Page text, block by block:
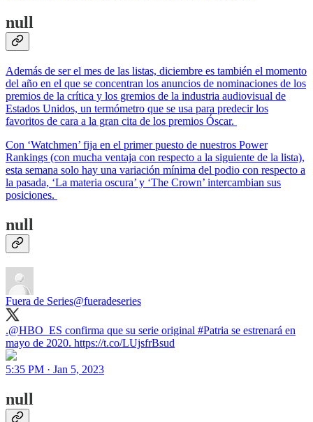
null
Además de ser el mes de las listas, diciembre es también el momento
del año en el que se concentran los anuncios de nominaciones de los
premios de la crítica y los gremios de la industria audiovisual de
Estados Unidos, un termómetro que se usa para predecir los
favoritos de cara a la gran cita de los premios Óscar.
Con ‘Watchmen’ fija en el primer puesto de nuestros Power
Rankings (con mucha ventaja con respecto a la siguiente de la lista),
esta semana solo hay una variación mínima del podio con respecto a
la pasada, ‘La materia oscura’ y ‘The Crown’ intercambian sus
posiciones.
null
Fuera de Series@fueradeseries
.@HBO_ES confirma que su serie original #Patria se estrenará en
mayo de 2020. https://t.co/LUjsfrBsud
5:35 PM · Jan 5, 2023
null